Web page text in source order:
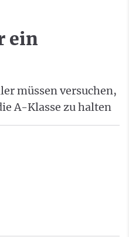
ein
müssen versuchen,
A-Klasse zu halten